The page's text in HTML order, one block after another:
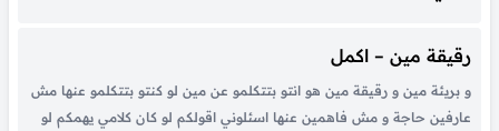
رقيقة مين – اكمل
و بريئة مين و رقيقة مين هو انتو بتتكلمو عن مين لو كنتو بتتكلمو عنها مش
عارفين حاجة و مش فاهمين عنها اسئلوني اقولكم لو كان كلامي يهمكم لو